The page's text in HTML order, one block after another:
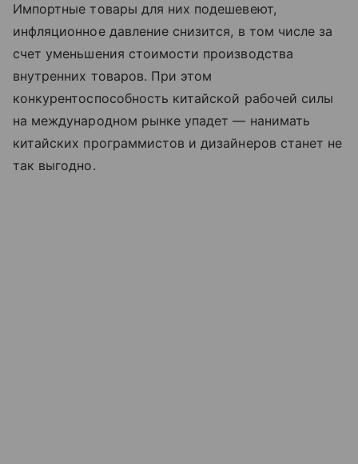
Импортные товары для них подешевеют,
инфляционное давление снизится, в том числе за
счет уменьшения стоимости производства
внутренних товаров. При этом
конкурентоспособность китайской рабочей силы
на международном рынке упадет — нанимать
китайских программистов и дизайнеров станет не
так выгодно.